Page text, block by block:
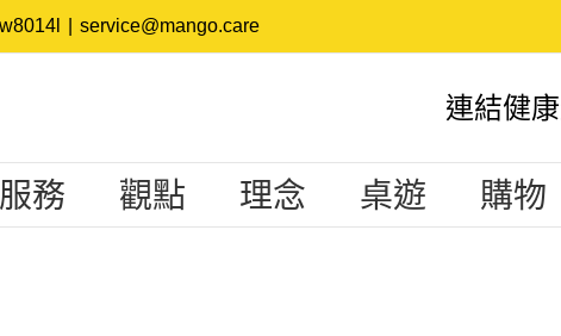
service@mango.care
連結健
服務 觀點 理念 桌遊 購物